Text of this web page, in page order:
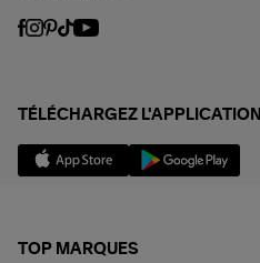
TÉLÉCHARGEZ L'APPLICATION
TOP MARQUES